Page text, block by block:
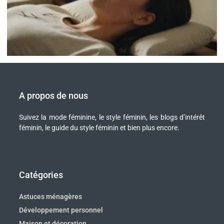
A propos de nous
Suivez la mode féminine, le style féminin, les blogs d’intérêt
féminin, le guide du style féminin et bien plus encore.
Catégories
Astuces ménagères
Développement personnel